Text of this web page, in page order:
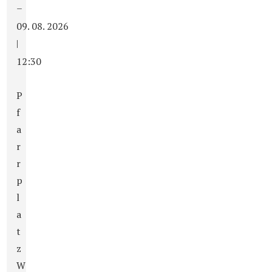
–
09. 08. 2026
|
12:30
P
f
a
r
r
p
l
a
t
z
W